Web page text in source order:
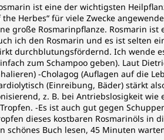
ist eine der wichtigsten
the Herbes“ für viele Zwecke
große Rosmarinpflanze. Rosmarin
ich den Rosmarin und es ist selten
durchblutungsfördernd. Ich wende
zum Schampoo geben). Laut
-Cholagog (Auflagen auf die
(Einreibung, Bäder) stärkt
z. B. bei Antriebslosigkeit
-Es ist auch gut gegen
dieses kostbaren Rosmarinöls in
schönes Buch lesen, 45 Minuten